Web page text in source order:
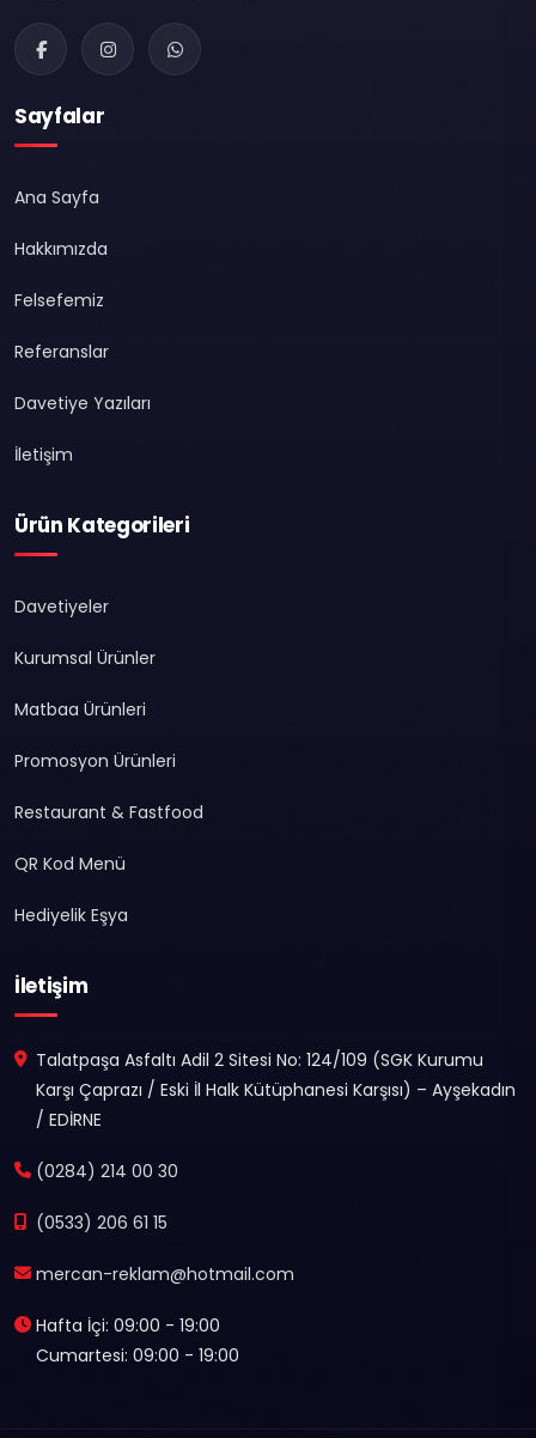
Sayfalar
Ana Sayfa
Hakkımızda
Felsefemiz
Referanslar
Davetiye Yazıları
İletişim
Ürün Kategorileri
Davetiyeler
Kurumsal Ürünler
Matbaa Ürünleri
Promosyon Ürünleri
Restaurant & Fastfood
QR Kod Menü
Hediyelik Eşya
İletişim
Talatpaşa Asfaltı Adil 2 Sitesi No: 124/109 (SGK Kurumu
Karşı Çaprazı / Eski İl Halk Kütüphanesi Karşısı) – Ayşekadın
/ EDİRNE
(0284) 214 00 30
(0533) 206 61 15
mercan-reklam@hotmail.com
Hafta İçi: 09:00 - 19:00
Cumartesi: 09:00 - 19:00